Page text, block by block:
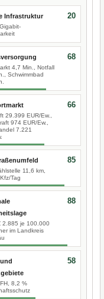
Infrastruktur 20
4,7 Min., Notfall
Schwimmbad
68
29.399 EUR/Ew.,
974 EUR/Ew.,
7.221
66
11,6 km,
Tag
85
2.885 je 100.000
im Landkreis
88
8,2 %
58